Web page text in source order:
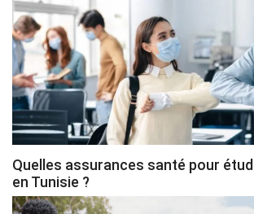
Quelles assurances santé pour
en Tunisie ?